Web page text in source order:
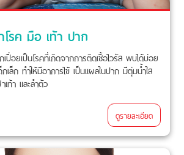
โรค มือ เท้า ปาก
เปื่อยเป็นโรคที่เกิดจากการติดเชื้อไวรัส พบได้บ่อย
กเล็ก ทำให้มีอาการไข้ เป็นแผลในปาก มีตุ่มน้ำใส
ท้า และลำตัว
ดูรายละเอียด